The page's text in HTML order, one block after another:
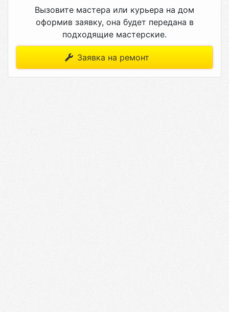
Вызовите мастера или курьера на дом
оформив заявку, она будет передана в
подходящие мастерские.
Заявка на ремонт